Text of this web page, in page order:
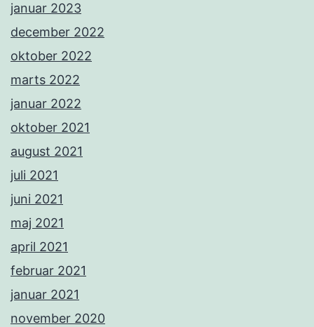
januar 2023
december 2022
oktober 2022
marts 2022
januar 2022
oktober 2021
august 2021
juli 2021
juni 2021
maj 2021
april 2021
februar 2021
januar 2021
november 2020